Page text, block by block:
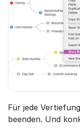
Für jede
beenden. Und